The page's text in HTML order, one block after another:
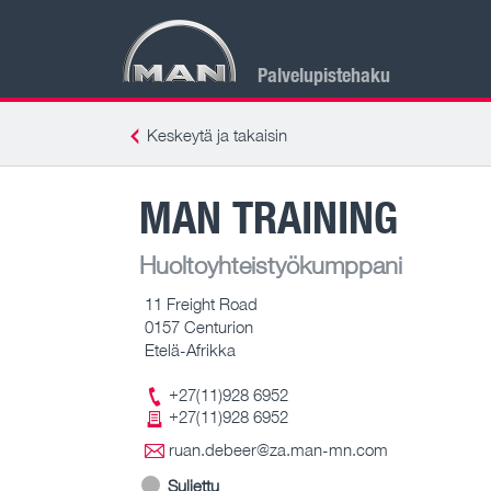
Palvelupistehaku
Keskeytä ja takaisin
MAN TRAINING
Huoltoyhteistyökumppani
11 Freight Road
0157 Centurion
Etelä-Afrikka
+27(11)928 6952
+27(11)928 6952
ruan.debeer@za.man-mn.com
Suljettu